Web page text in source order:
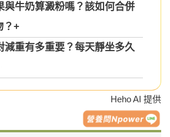
與牛奶算澱粉嗎？該如何合併
？+
減重有多重要？每天靜坐多久
Heho AI 提供